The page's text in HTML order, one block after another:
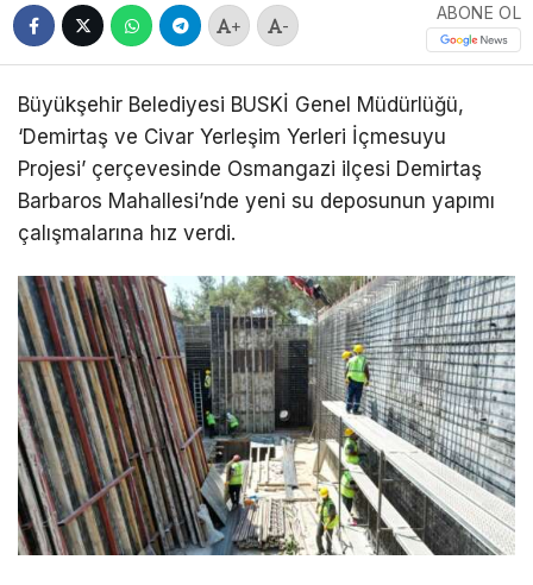
+ -
ABONE OL
Büyükşehir Belediyesi BUSKİ Genel Müdürlüğü,
‘Demirtaş ve Civar Yerleşim Yerleri İçmesuyu
Projesi’ çerçevesinde Osmangazi ilçesi Demirtaş
Barbaros Mahallesi’nde yeni su deposunun yapımı
çalışmalarına hız verdi.